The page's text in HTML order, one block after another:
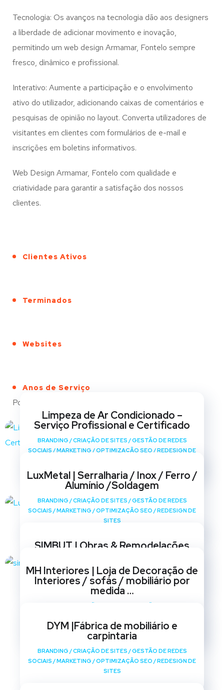
Tecnologia: Os avanços na tecnologia dão aos designers
a liberdade de adicionar movimento e inovação,
permitindo um web design Armamar, Fontelo sempre
fresco, dinâmico e profissional.
Interativo: Aumente a participação e o envolvimento
ativo do utilizador, adicionando caixas de comentários e
pesquisas de opinião no layout. Converta utilizadores de
visitantes em clientes com formulários de e-mail e
inscrições em boletins informativos.
Web Design Armamar, Fontelo com qualidade e
criatividade para garantir a satisfação dos nossos
clientes.
Clientes Ativos
Terminados
Websites
Anos de Serviço
Portfólio
Limpeza de Ar Condicionado –
Serviço Profissional e Certificado
BRANDING /CRIAÇÃO DE SITES /GESTÃO DE REDES
SOCIAIS /MARKETING /OPTIMIZAÇÃO SEO /REDESIGN DE
LuxMetal | Serralharia / Inox / Ferro /
Alumínio /Soldagem
BRANDING /CRIAÇÃO DE SITES /GESTÃO DE REDES
SOCIAIS /MARKETING /OPTIMIZAÇÃO SEO /REDESIGN DE
SITES
SIMBUT | Obras & Remodelações
SOCIAIS /MARKETING OPTIMIZAÇÃO SEO/ REDESIGN DE
SITES
MH Interiores | Loja de Decoração de
Interiores / sofás / mobiliário por
medida …
SITES
DYM |Fábrica de mobiliário e
carpintaria
BRANDING /CRIAÇÃO DE SITES /GESTÃO DE REDES
SOCIAIS /MARKETING /OPTIMIZAÇÃO SEO /REDESIGN DE
SITES